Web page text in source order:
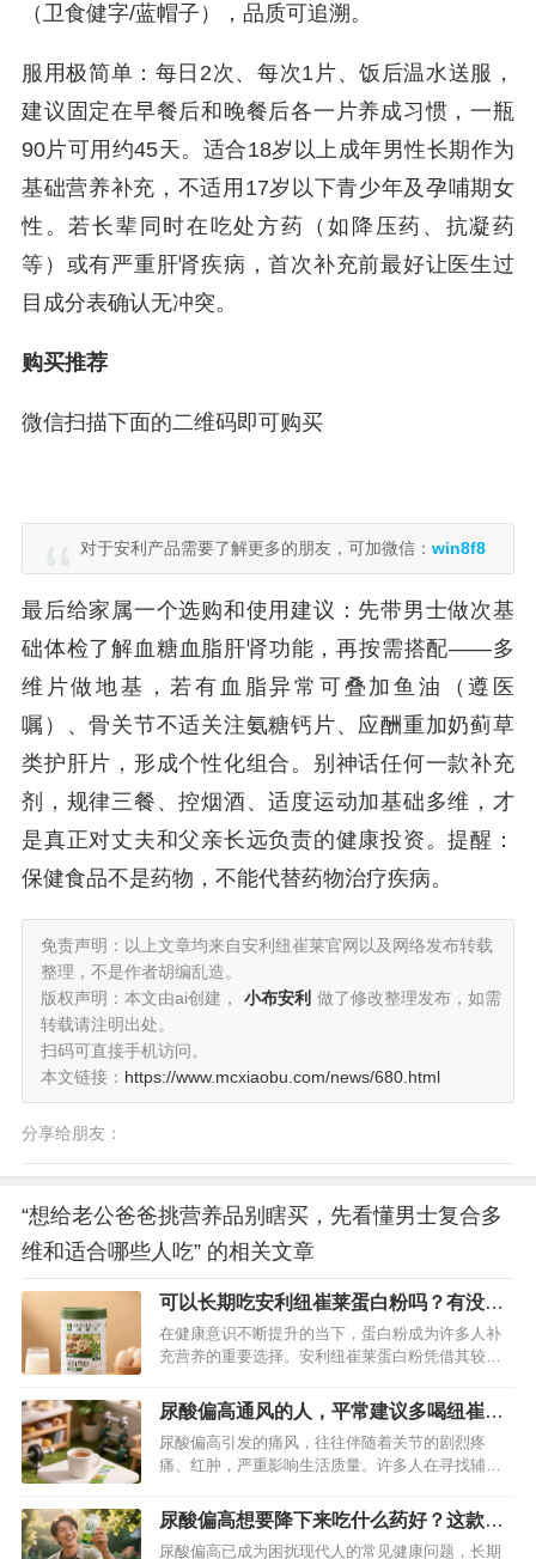
（卫食健字/蓝帽子），品质可追溯。
服用极简单：每日2次、每次1片、饭后温水送服，
建议固定在早餐后和晚餐后各一片养成习惯，一瓶
90片可用约45天。适合18岁以上成年男性长期作为
基础营养补充，不适用17岁以下青少年及孕哺期女
性。若长辈同时在吃处方药（如降压药、抗凝药
等）或有严重肝肾疾病，首次补充前最好让医生过
目成分表确认无冲突。
购买推荐
微信扫描下面的二维码即可购买
对于安利产品需要了解更多的朋友，可加微信： win8f8
最后给家属一个选购和使用建议：先带男士做次基
础体检了解血糖血脂肝肾功能，再按需搭配——多
维片做地基，若有血脂异常可叠加鱼油（遵医
嘱）、骨关节不适关注氨糖钙片、应酬重加奶蓟草
类护肝片，形成个性化组合。别神话任何一款补充
剂，规律三餐、控烟酒、适度运动加基础多维，才
是真正对丈夫和父亲长远负责的健康投资。提醒：
保健食品不是药物，不能代替药物治疗疾病。
免责声明：以上文章均来自安利纽崔莱官网以及网络发布转载
整理，不是作者胡编乱造。
版权声明：本文由ai创建，
小布安利 做了修改整理发布，如需
转载请注明出处。
扫码可直接手机访问。
本文链接： https://www.mcxiaobu.com/news/680.html
分享给朋友：
“想给老公爸爸挑营养品别瞎买，先看懂男士复合多
维和适合哪些人吃” 的相关文章
可以长期吃安利纽崔莱蛋白粉吗？有没有
什么副作用影响？
在健康意识不断提升的当下，蛋白粉成为许多人补
充营养的重要选择。安利纽崔莱蛋白粉凭借其较高
竟怎么样？长期食用效果又如何呢？…
尿酸偏高通风的人，平常建议多喝纽崔莱
舒苓易固体饮料降尿酸
尿酸偏高引发的痛风，往往伴随着关节的剧烈疼
痛、红肿，严重影响生活质量。许多人在寻找辅助
体饮料。它凭借天然成分和独特配方，或许能成为
尿酸管理的有益补充。…
尿酸偏高想要降下来吃什么药好？这款保
健品别错过
尿酸偏高已成为困扰现代人的常见健康问题，长期